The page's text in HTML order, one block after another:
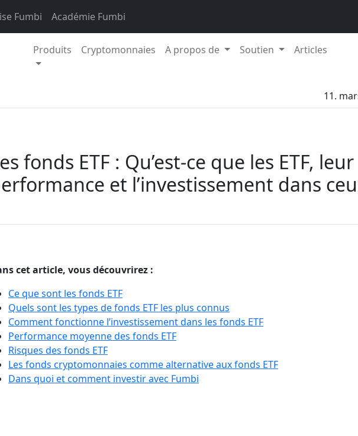
Fumbi Académie Fumbi
Produits Cryptomonnaies A propos de Soutien Articles
11.
fonds ETF : Qu’est-ce que les ETF, leur
et l’investissement dans
cet article, vous découvrirez :
Ce que sont les fonds ETF
Quels sont les types de fonds ETF les plus connus
Comment fonctionne l’investissement dans les fonds ETF
Performance moyenne des fonds ETF
Risques des fonds ETF
Les fonds cryptomonnaies comme alternative aux fonds ETF
Dans quoi et comment investir avec Fumbi